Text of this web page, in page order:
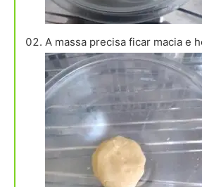
A massa precisa ficar macia e